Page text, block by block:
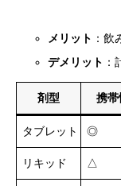
メリット ：
デメリット
剤型 携帯
タブレット ◎
リキッド △